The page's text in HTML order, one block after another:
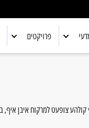
פרויקטים
אלקטרוניקה
כימיה
צופעט למרקוח איבן איף,